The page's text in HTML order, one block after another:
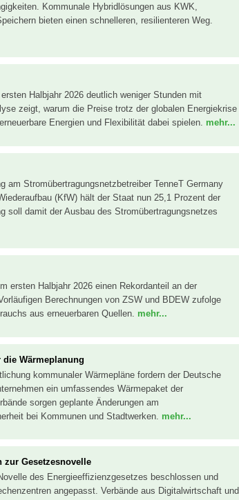
Kommunale Hybridlösungen aus KWK,
bieten einen schnelleren, resilienteren Weg.
Halbjahr 2026 deutlich weniger Stunden mit
zeigt, warum die Preise trotz der globalen Energiekrise
Energien und Flexibilität dabei spielen. mehr...
am Stromübertragungsnetzbetreiber TenneT Germany
(KfW) hält der Staat nun 25,1 Prozent der
soll damit der Ausbau des Stromübertragungsnetzes
ersten Halbjahr 2026 einen Rekordanteil an der
Berechnungen von ZSW und BDEW zufolge
aus erneuerbaren Quellen. mehr...
die Wärmeplanung
kommunaler Wärmepläne fordern der Deutsche
ein umfassendes Wärmepaket der
sorgen geplante Änderungen am
bei Kommunen und Stadtwerken. mehr...
zur Gesetzesnovelle
des Energieeffizienzgesetzes beschlossen und
angepasst. Verbände aus Digitalwirtschaft und